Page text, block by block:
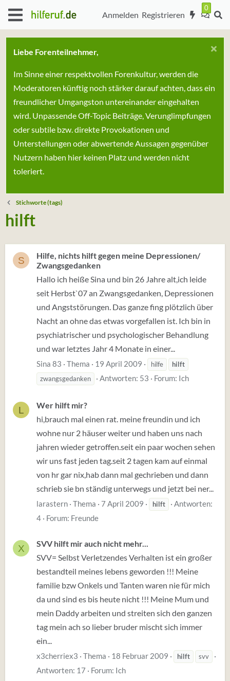
Anmelden Registrieren
Liebe Forenteilnehmer,
Im Sinne einer respektvollen Forenkultur, werden die
Moderatoren künftig noch stärker darauf achten, dass ein
freundlicher Umgangston untereinander eingehalten
wird. Unpassende Off-Topic Beiträge, Verunglimpfungen
oder subtile bzw. direkte Provokationen und
Unterstellungen oder abwertende Aussagen gegenüber
Nutzern haben hier keinen Platz und werden nicht
toleriert.
Stichworte (tags)
hilft
S
Hilfe, nichts hilft gegen meine Depressionen/
Zwangsgedanken
Hallo ich heiße Sina und bin 26 Jahre alt,ich leide
seit Herbst`07 an Zwangsgedanken, Depressionen
und Angststörungen. Das ganze fing plötzlich über
Nacht an ohne das etwas vorgefallen ist. Ich bin in
psychiatrischer und psychologischer Behandlung
und war letztes Jahr 4 Monate in einer...
Sina 83 Thema 19 April 2009 hilfe
hilft
zwangsgedanken
Antworten: 53 Forum: Ich
L
Wer hilft mir?
hi,brauch mal einen rat. meine freundin und ich
wohne nur 2 häuser weiter und haben uns nach
jahren wieder getroffen.seit ein paar wochen sehen
wir uns fast jeden tag.seit 2 tagen kam auf einmal
von hr gar nix,hab dann mal gechrieben und dann
schrieb sie bn ständig unterwegs und jetzt bei ner...
larastern Thema 7 April 2009 hilft
Antworten:
4
Forum: Freunde
X
SVV hilft mir auch nicht mehr...
SVV= Selbst Verletzendes Verhalten ist ein großer
bestandteil meines lebens geworden !!! Meine
familie bzw Onkels und Tanten waren nie für mich
da und sind es bis heute nicht !!! Meine Mum und
mein Daddy arbeiten und streiten sich den ganzen
tag mein ach so lieber bruder mischt sich immer
ein...
x3cherriex3 Thema 18 Februar 2009 hilft svv
Antworten: 17 Forum: Ich